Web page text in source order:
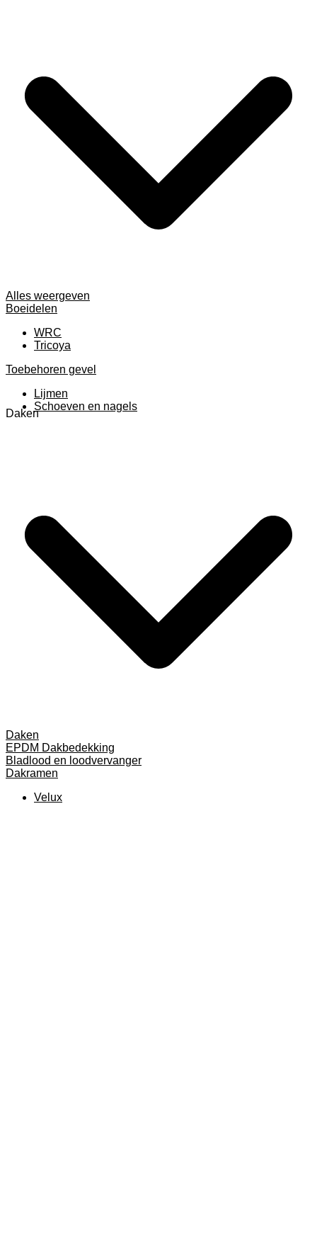
Alles weergeven
Boeidelen
WRC
Tricoya
Toebehoren gevel
Lijmen
Schoeven en nagels
Daken
Daken
EPDM Dakbedekking
Bladlood en loodvervanger
Dakramen
Velux